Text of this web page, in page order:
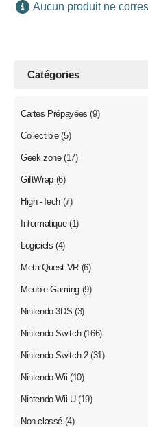
Aucun produit ne
Catégories
Cartes Prépayées (9)
Collectible (5)
Geek zone (17)
GiftWrap (6)
High -Tech (7)
Informatique (1)
Logiciels (4)
Meta Quest VR (6)
Meuble Gaming (9)
Nintendo 3DS (3)
Nintendo Switch (166)
Nintendo Switch 2 (31)
Nintendo Wii (10)
Nintendo Wii U (19)
Non classé (4)